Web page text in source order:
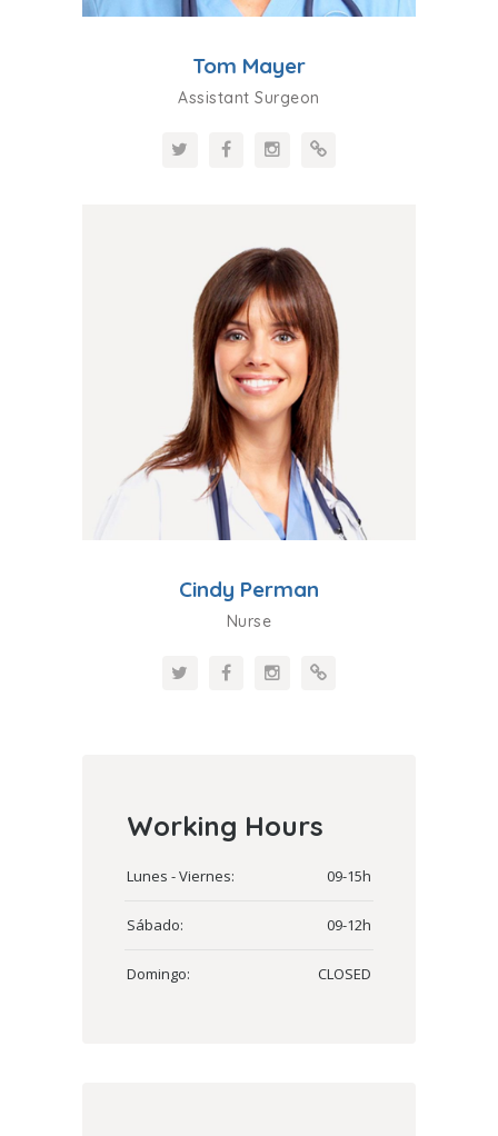
Tom Mayer
Assistant Surgeon
Cindy Perman
Nurse
Working Hours
Lunes - Viernes: 09-15h
Sábado: 09-12h
Domingo: CLOSED